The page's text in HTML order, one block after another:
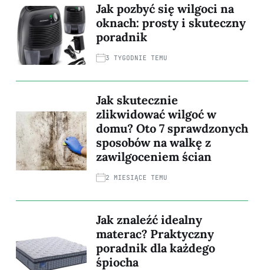
Jak pozbyć się wilgoci na
oknach: prosty i skuteczny
poradnik
3 TYGODNIE TEMU
Jak skutecznie
zlikwidować wilgoć w
domu? Oto 7 sprawdzonych
sposobów na walkę z
zawilgoceniem ścian
2 MIESIĄCE TEMU
Jak znaleźć idealny
materac? Praktyczny
poradnik dla każdego
śpiocha